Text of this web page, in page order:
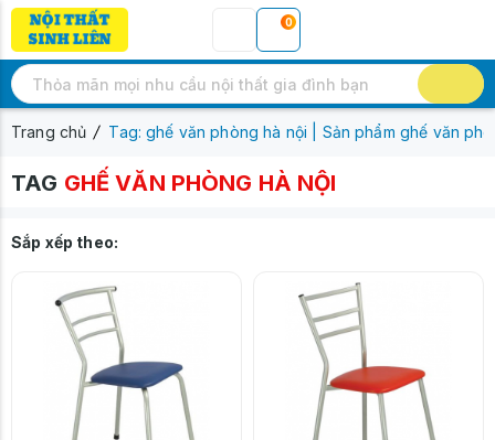
0
Trang chủ Tag: ghế văn phòng hà nội | Sản phẩm ghế văn
TAG GHẾ VĂN PHÒNG HÀ NỘI
Sắp xếp theo: